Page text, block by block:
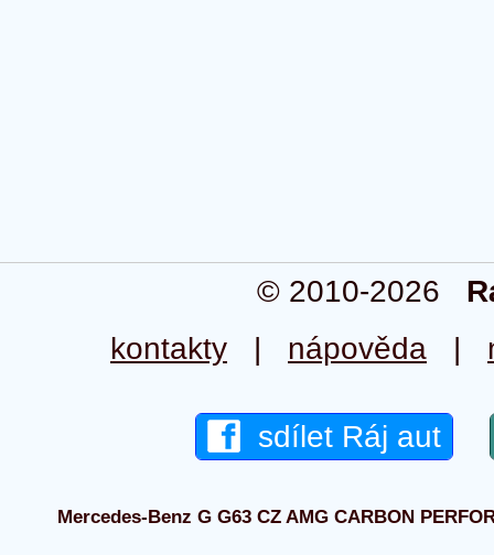
© 2010-2026
kontakty | nápověda |
sdílet Ráj aut
Mercedes-Benz G G63 CZ AMG CARBON